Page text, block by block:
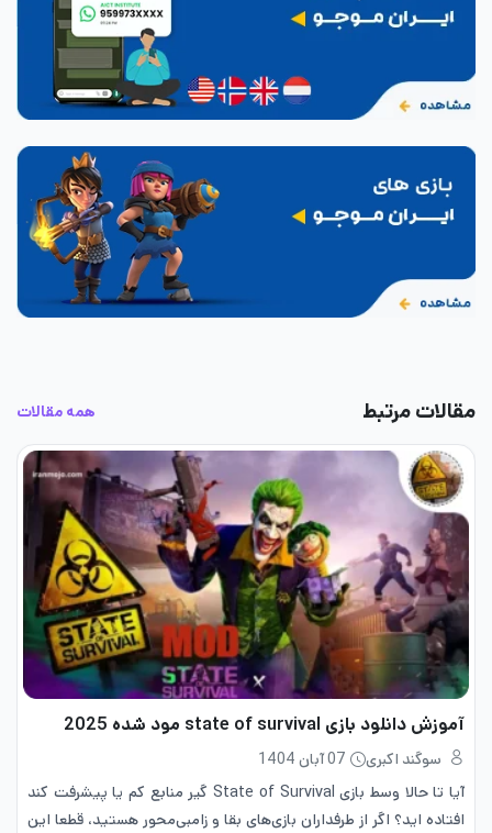
مقالات مرتبط همه مقالات
آموزش دانلود بازی state of survival مود شده 2025
سوگند اکبری
07 آبان 1404
آیا تا حالا وسط بازی State of Survival گیر منابع کم یا پیشرفت کند
افتاده اید؟ اگر از طرفداران بازی‌های بقا و زامبی‌محور هستید، قطعا این